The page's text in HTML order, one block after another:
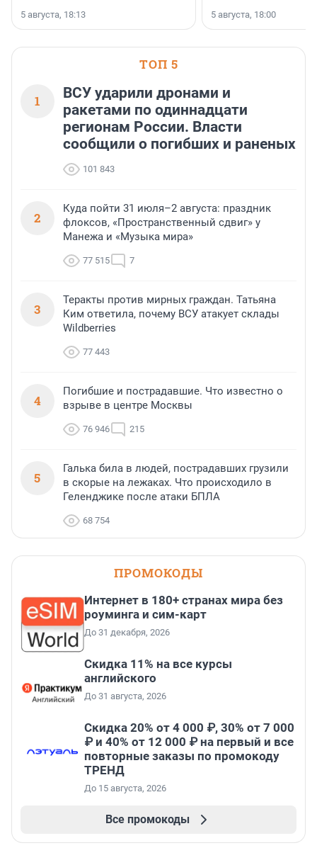
5 августа, 18:13 5 августа, 18:00
ТОП 5
1
ВСУ ударили дронами и
ракетами по одиннадцати
регионам России. Власти
сообщили о погибших и раненых
101 843
2
Куда пойти 31 июля–2 августа: праздник
флоксов, «Пространственный сдвиг» у
Манежа и «Музыка мира»
77 515 7
3
Теракты против мирных граждан. Татьяна
Ким ответила, почему ВСУ атакует склады
Wildberries
77 443
4
Погибшие и пострадавшие. Что известно о
взрыве в центре Москвы
76 946 215
5
Галька била в людей, пострадавших грузили
в скорые на лежаках. Что происходило в
Геленджике после атаки БПЛА
68 754
ПРОМОКОДЫ
Интернет в 180+ странах мира без
роуминга и сим-карт
До 31 декабря, 2026
Скидка 11% на все курсы
английского
До 31 августа, 2026
Скидка 20% от 4 000 ₽, 30% от 7 000
₽ и 40% от 12 000 ₽ на первый и все
повторные заказы по промокоду
ТРЕНД
До 15 августа, 2026
Все промокоды